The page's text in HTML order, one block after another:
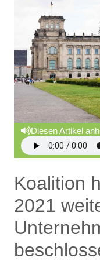
Diesen Artikel
Koalition
2021